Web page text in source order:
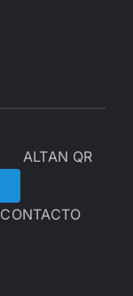
ALTAN QR
CONTACTO